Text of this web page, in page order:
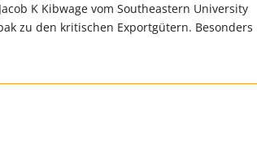
K Kibwage vom Southeastern University
zu den kritischen Exportgütern. Besonders